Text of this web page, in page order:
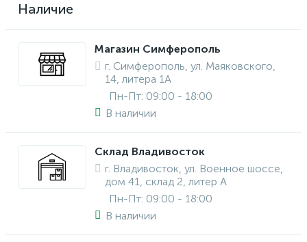
Наличие
Магазин Симферополь
г. Симферополь, ул. Маяковского,
14, литера 1А
Пн-Пт: 09:00 - 18:00
В наличии
Склад Владивосток
г. Владивосток, ул. Военное шоссе,
дом 41, склад 2, литер А
Пн-Пт: 09:00 - 18:00
В наличии